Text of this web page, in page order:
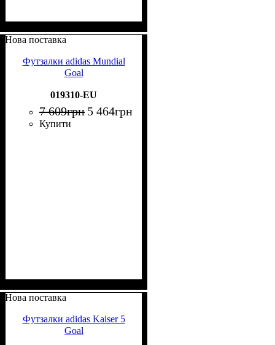
Нова поставка
Футзалки adidas Mundial
Goal
019310-EU
7 609грн 5 464грн
Купити
Нова поставка
Футзалки adidas Kaiser 5
Goal